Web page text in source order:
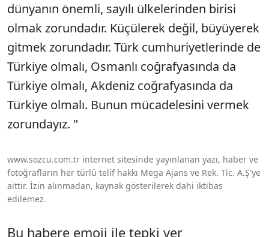
dünyanın önemli, sayılı ülkelerinden birisi
olmak zorundadır. Küçülerek değil, büyüyerek
gitmek zorundadır. Türk cumhuriyetlerinde de
Türkiye olmalı, Osmanlı coğrafyasında da
Türkiye olmalı, Akdeniz coğrafyasında da
Türkiye olmalı. Bunun mücadelesini vermek
zorundayız. "
www.sozcu.com.tr internet sitesinde yayınlanan yazı, haber ve
fotoğrafların her türlü telif hakkı Mega Ajans ve Rek. Tic. A.Ş'ye
aittir. İzin alınmadan, kaynak gösterilerek dahi iktibas
edilemez.
Bu habere emoji ile tepki ver